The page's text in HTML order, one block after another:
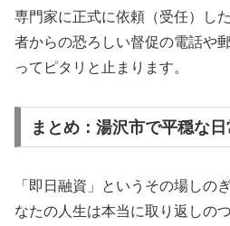
専門家に正式に依頼（受任）し
者からの恐ろしい督促の電話や
ってピタリと止まります。
まとめ：湯沢市で平穏な
「即日融資」というその場しの
なたの人生は本当に取り返しの